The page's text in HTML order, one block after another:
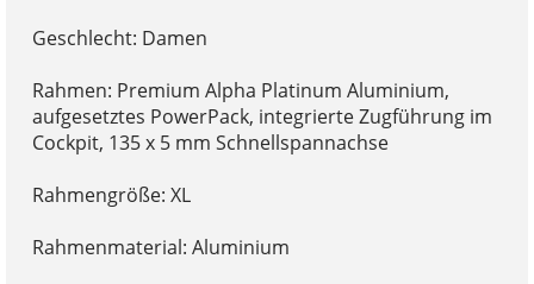
Geschlecht: Damen
Rahmen: Premium Alpha Platinum Aluminium,
aufgesetztes PowerPack, integrierte Zugführung im
Cockpit, 135 x 5 mm Schnellspannachse
Rahmengröße: XL
Rahmenmaterial: Aluminium